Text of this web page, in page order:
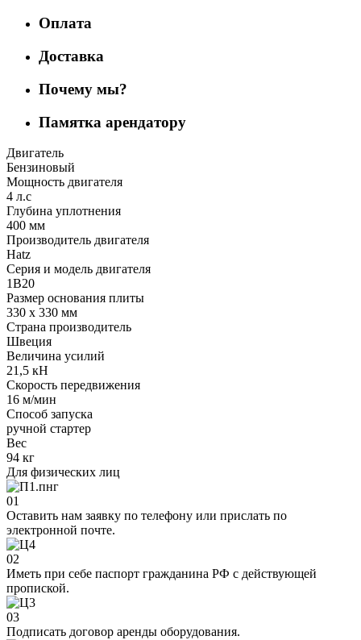
Оплата
Доставка
Почему мы?
Памятка арендатору
Двигатель
Бензиновый
Мощность двигателя
4 л.с
Глубина уплотнения
400 мм
Производитель двигателя
Hatz
Серия и модель двигателя
1B20
Размер основания плиты
330 х 330 мм
Страна производитель
Швеция
Величина усилий
21,5 кН
Скорость передвижения
16 м/мин
Способ запуска
ручной стартер
Вес
94 кг
Для физических лиц
01
Оставить нам заявку по телефону или прислать по
электронной почте.
02
Иметь при себе паспорт гражданина РФ с действующей
пропиской.
03
Подписать договор аренды оборудования.